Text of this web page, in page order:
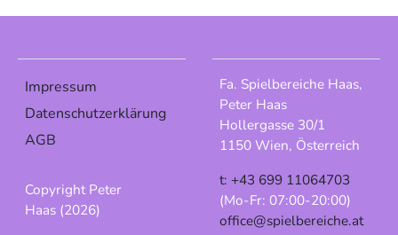
Impressum
Datenschutzerklärung
AGB
Copyright Peter
Haas (2026)
Fa. Spielbereiche Haas,
Peter Haas
Hollergasse 30/1
1150 Wien, Österreich
t: +43 699 11064703
(Mo-Fr: 07:00-20:00)
office@spielbereiche.at